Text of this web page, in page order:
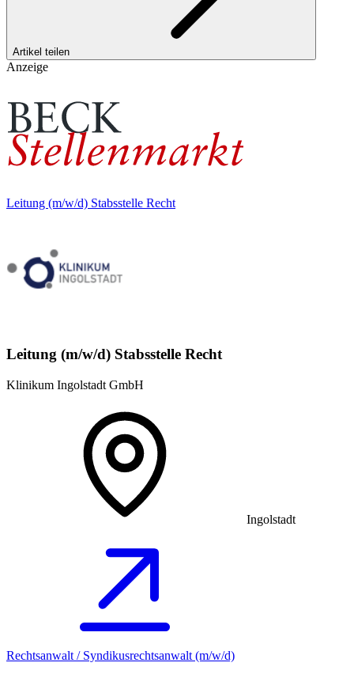
Artikel teilen
Anzeige
Leitung (m/w/d) Stabsstelle Recht
Leitung (m/w/d) Stabsstelle Recht
Klinikum Ingolstadt GmbH
Ingolstadt
Rechtsanwalt / Syndikusrechtsanwalt (m/w/d)